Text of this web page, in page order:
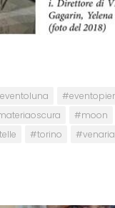
#moon
#torino #venaria